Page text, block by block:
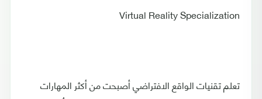
Virtual Reality Specialization
تعلم تقنيات الواقع الافتراضي أصبحت من أكثر المهارات